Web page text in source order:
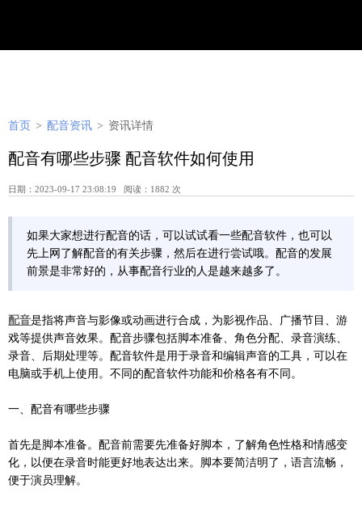
首页 > 配音资讯 > 资讯详情
配音有哪些步骤 配音软件如何使用
日期：2023-09-17 23:08:19 阅读：1882 次
如果大家想进行配音的话，可以试试看一些配音软件，也可以
先上网了解配音的有关步骤，然后在进行尝试哦。配音的发展
前景是非常好的，从事配音行业的人是越来越多了。
配音是指将声音与影像或动画进行合成，为影视作品、广播节目、游
戏等提供声音效果。配音步骤包括脚本准备、角色分配、录音演练、
录音、后期处理等。配音软件是用于录音和编辑声音的工具，可以在
电脑或手机上使用。不同的配音软件功能和价格各有不同。
一、配音有哪些步骤
首先是脚本准备。配音前需要先准备好脚本，了解角色性格和情感变
化，以便在录音时能更好地表达出来。脚本要简洁明了，语言流畅，
便于演员理解。